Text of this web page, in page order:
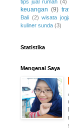
tips jual rumah (4)
keuangan (9)
Bali (2) wisata
kuliner sunda (3)
Statistika
Mengenai Saya